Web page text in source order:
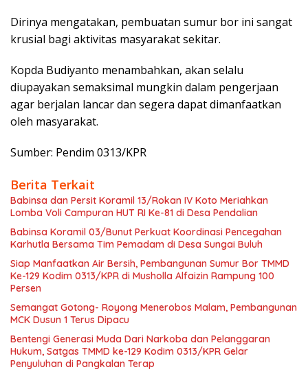
Dirinya mengatakan, pembuatan sumur bor ini sangat
krusial bagi aktivitas masyarakat sekitar.
Kopda Budiyanto menambahkan, akan selalu
diupayakan semaksimal mungkin dalam pengerjaan
agar berjalan lancar dan segera dapat dimanfaatkan
oleh masyarakat.
Sumber: Pendim 0313/KPR
Berita Terkait
Babinsa dan Persit Koramil 13/Rokan IV Koto Meriahkan
Lomba Voli Campuran HUT RI Ke-81 di Desa Pendalian
Babinsa Koramil 03/Bunut Perkuat Koordinasi Pencegahan
Karhutla Bersama Tim Pemadam di Desa Sungai Buluh
Siap Manfaatkan Air Bersih, Pembangunan Sumur Bor TMMD
Ke-129 Kodim 0313/KPR di Musholla Alfaizin Rampung 100
Persen
Semangat Gotong- Royong Menerobos Malam, Pembangunan
MCK Dusun 1 Terus Dipacu
Bentengi Generasi Muda Dari Narkoba dan Pelanggaran
Hukum, Satgas TMMD ke-129 Kodim 0313/KPR Gelar
Penyuluhan di Pangkalan Terap